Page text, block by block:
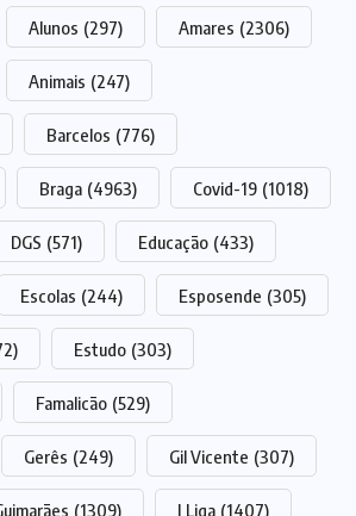
Alunos (297) Amares (2306)
Animais (247)
Barcelos (776)
Braga (4963) Covid-19 (1018)
DGS (571) Educação (433)
Escolas (244) Esposende (305)
Estudo (303)
Famalicão (529)
Gerês (249) Gil Vicente (307)
(1309) I Liga (1407)